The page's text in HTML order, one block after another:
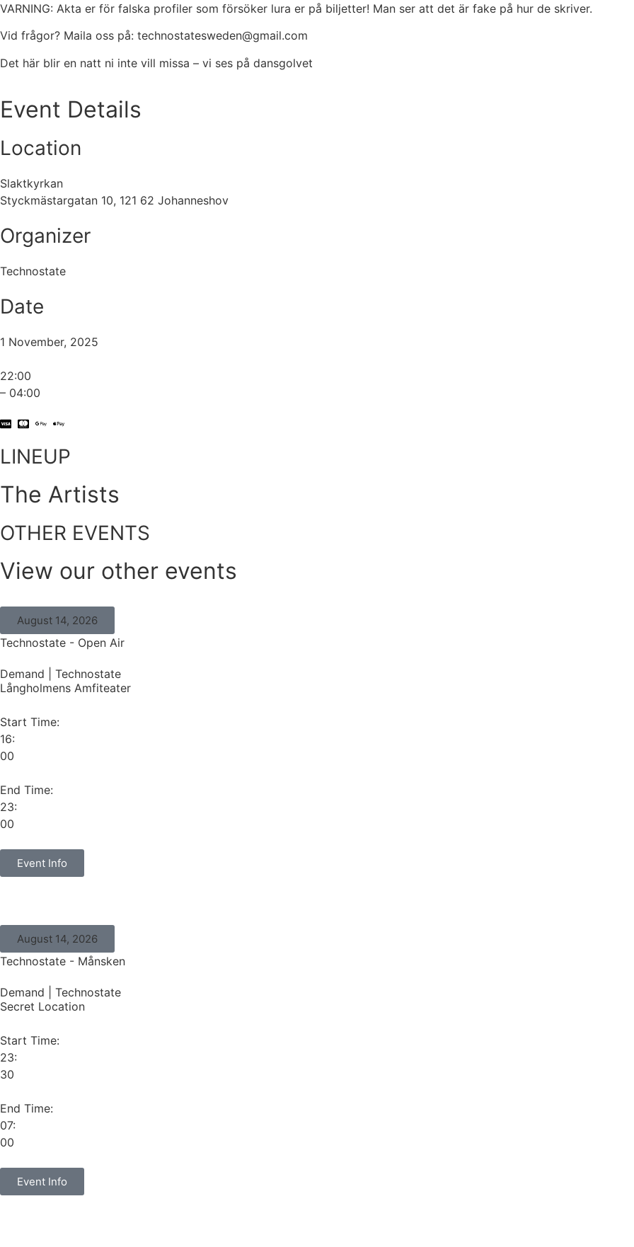
VARNING: Akta er för falska profiler som försöker lura er på biljetter! Man ser att det är fake på hur de skriver.
Vid frågor? Maila oss på: technostatesweden@gmail.com
Det här blir en natt ni inte vill missa – vi ses på dansgolvet
Event Details
Location
Slaktkyrkan
Styckmästargatan 10, 121 62 Johanneshov
Organizer
Technostate
Date
1 November, 2025
22:00
– 04:00
LINEUP
The Artists
OTHER EVENTS
View our other events
August 14, 2026
Technostate - Open Air
Demand
Technostate
Långholmens Amfiteater
Start Time:
16:
00
End Time:
23:
00
Event Info
August 14, 2026
Technostate - Månsken
Demand
Technostate
Secret Location
Start Time:
23:
30
End Time:
07:
00
Event Info